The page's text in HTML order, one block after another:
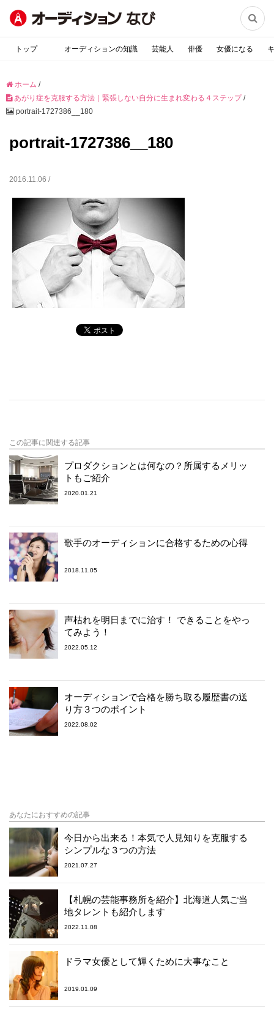

トップ オーディションの知識 芸能人 俳優 女優になる
ホーム /
あがり症を克服する方法｜緊張しない自分に生まれ変わる４ステップ/
portrait-1727386__180
portrait-1727386__180
2016.11.06 /
この記事に関連する記事
プロダクションとは何なの？所属するメリッ
トもご紹介
2020.01.21
歌手のオーディションに合格するための心得
2018.11.05
声枯れを明日までに治す！ できることをやっ
てみよう！
2022.05.12
オーディションで合格を勝ち取る履歴書の送
り方３つのポイント
2022.08.02
あなたにおすすめの記事
今日から出来る！本気で人見知りを克服する
シンプルな３つの方法
2021.07.27
【札幌の芸能事務所を紹介】北海道人気ご当
地タレントも紹介します
2022.11.08
ドラマ女優として輝くために大事なこと
2019.01.09